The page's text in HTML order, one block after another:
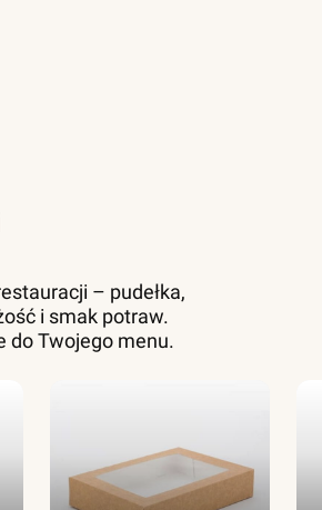
– pudełka,
i smak potraw.
do Twojego menu.